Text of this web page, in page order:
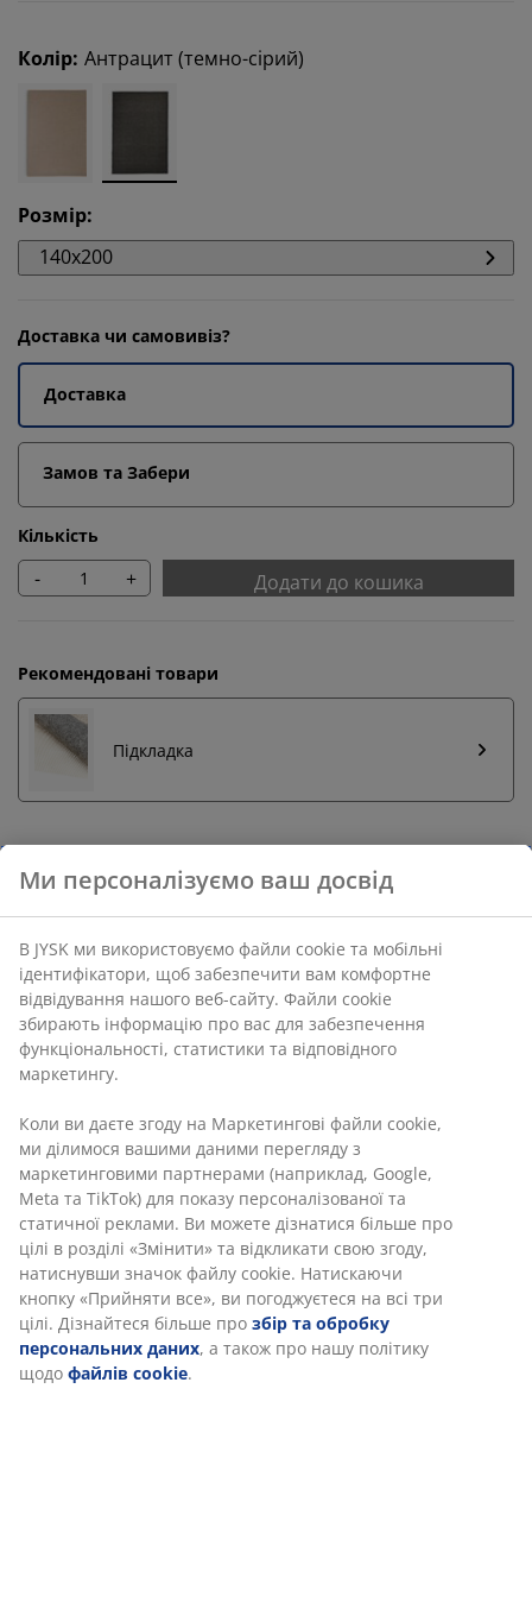
Колір: Антрацит (темно-сірий)
Розмір:
140x200
Доставка чи самовивіз?
Доставка
Замов та Забери
Кількість
- + Додати до кошика
Рекомендовані товари
Підкладка
Повернення без обмежень
Без часових обмежень - повертайте в будь-якому
магазині JYSK
Гарантія ціни
30 днів гарантії ціни на всі товари
Різні варіанти доставки
Швидка та зручна доставка на ваш вибір
Артикул: 6522263
Характеристики
Відгуки
В JYSK ми використовуємо файли cookie та мобільні
ідентифікатори, щоб забезпечити вам комфортне
відвідування нашого веб-сайту. Файли cookie
збирають інформацію про вас для забезпечення
функціональності, статистики та відповідного
Коли ви даєте згоду на Маркетингові файли cookie,
ми ділимося вашими даними перегляду з
маркетинговими партнерами (наприклад, Google,
Meta та TikTok) для показу персоналізованої та
статичної реклами. Ви можете дізнатися більше про
цілі в розділі «Змінити» та відкликати свою згоду,
натиснувши значок файлу cookie. Натискаючи кнопку
«Прийняти все», ви погоджуєтеся на всі три цілі.
Дізнайтеся більше прозбір та обробку
персональних даних